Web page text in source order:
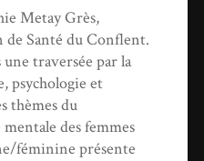
Metay Grès,
de Santé du Conflent.
traversée par la
psychologie et
thèmes du
des femmes
féminine présente